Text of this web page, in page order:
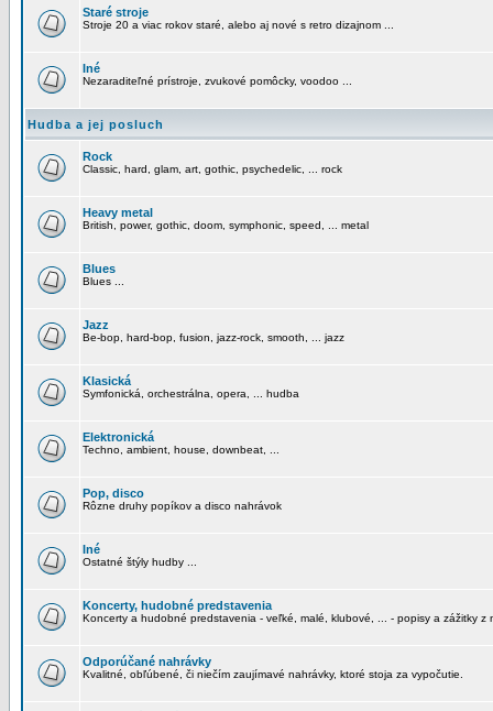
Staré stroje
Stroje 20 a viac rokov staré, alebo aj nové s retro dizajnom ...
Iné
Nezaraditeľné prístroje, zvukové pomôcky, voodoo ...
Hudba a jej posluch
Rock
Classic, hard, glam, art, gothic, psychedelic, ... rock
Heavy metal
British, power, gothic, doom, symphonic, speed, ... metal
Blues
Blues ...
Jazz
Be-bop, hard-bop, fusion, jazz-rock, smooth, ... jazz
Klasická
Symfonická, orchestrálna, opera, ... hudba
Elektronická
Techno, ambient, house, downbeat, ...
Pop, disco
Rôzne druhy popíkov a disco nahrávok
Iné
Ostatné štýly hudby ...
Koncerty, hudobné predstavenia
Koncerty a hudobné predstavenia - veľké, malé, klubové, ... - popisy a zážitky z
Odporúčané nahrávky
Kvalitné, obľúbené, či niečím zaujímavé nahrávky, ktoré stoja za vypočutie.